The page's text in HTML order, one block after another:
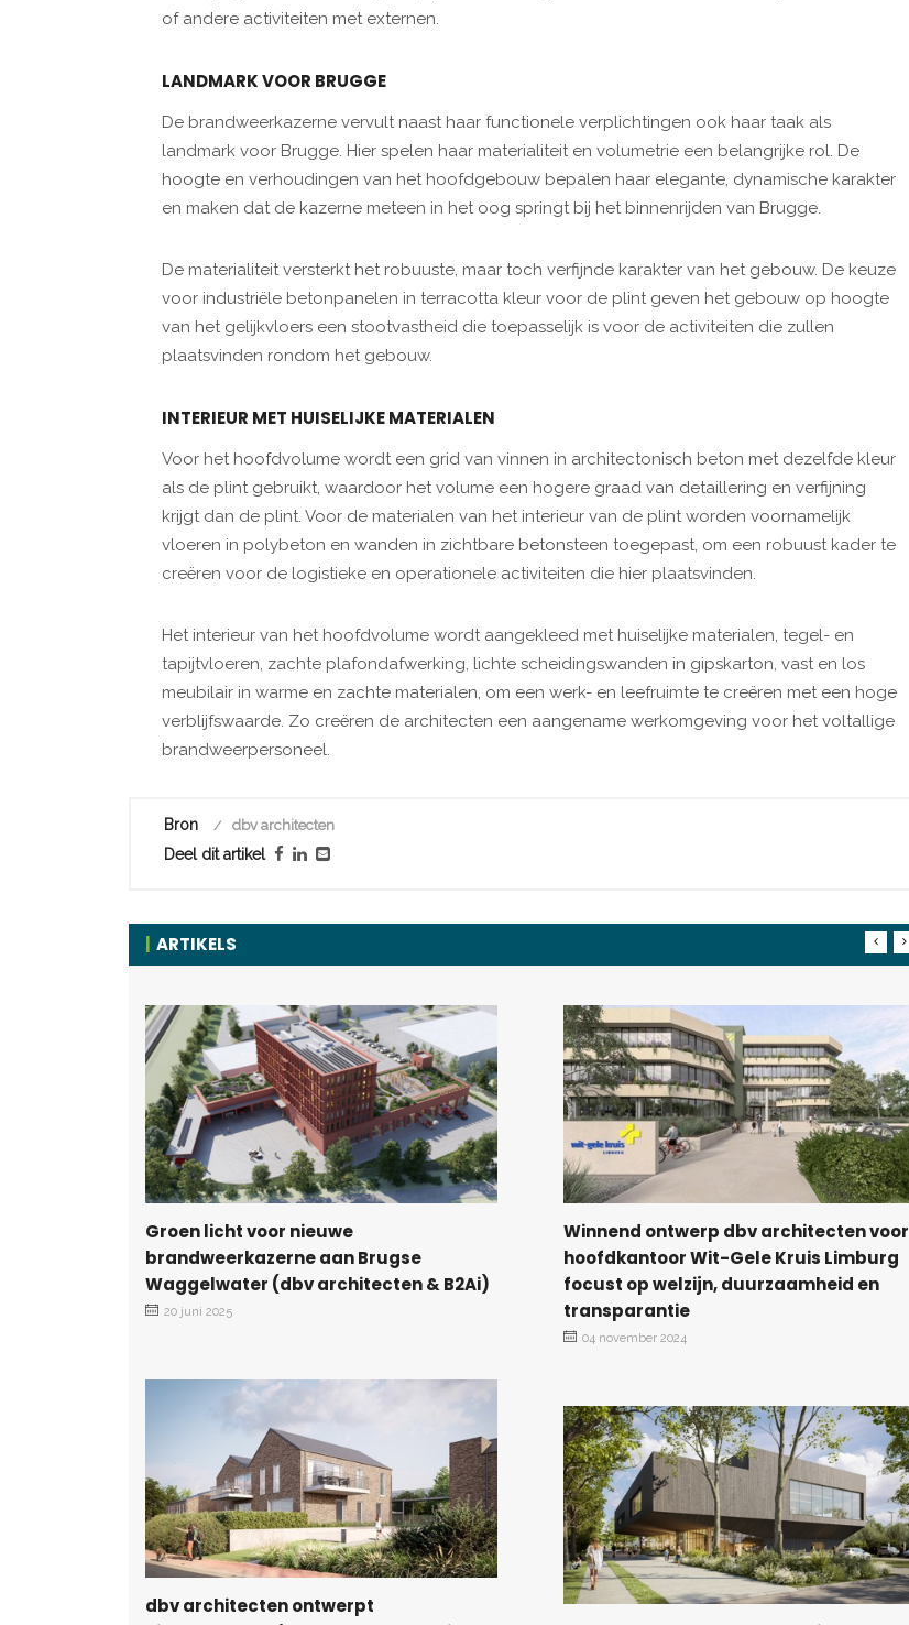
of andere activiteiten met externen.
LANDMARK VOOR BRUGGE
De brandweerkazerne vervult naast haar functionele verplichtingen ook haar taak als
landmark voor Brugge. Hier spelen haar materialiteit en volumetrie een belangrijke rol. De
hoogte en verhoudingen van het hoofdgebouw bepalen haar elegante, dynamische karakter
en maken dat de kazerne meteen in het oog springt bij het binnenrijden van Brugge.
De materialiteit versterkt het robuuste, maar toch verfijnde karakter van het gebouw. De keuze
voor industriële betonpanelen in terracotta kleur voor de plint geven het gebouw op hoogte
van het gelijkvloers een stootvastheid die toepasselijk is voor de activiteiten die zullen
plaatsvinden rondom het gebouw.
INTERIEUR MET HUISELIJKE MATERIALEN
Voor het hoofdvolume wordt een grid van vinnen in architectonisch beton met dezelfde kleur
als de plint gebruikt, waardoor het volume een hogere graad van detaillering en verfijning
krijgt dan de plint. Voor de materialen van het interieur van de plint worden voornamelijk
vloeren in polybeton en wanden in zichtbare betonsteen toegepast, om een robuust kader te
creëren voor de logistieke en operationele activiteiten die hier plaatsvinden.
Het interieur van het hoofdvolume wordt aangekleed met huiselijke materialen, tegel- en
tapijtvloeren, zachte plafondafwerking, lichte scheidingswanden in gipskarton, vast en los
meubilair in warme en zachte materialen, om een werk- en leefruimte te creëren met een hoge
verblijfswaarde. Zo creëren de architecten een aangename werkomgeving voor het voltallige
brandweerpersoneel.
Bron dbv architecten
Deel dit artikel
ARTIKELS
Groen licht voor nieuwe
brandweerkazerne aan Brugse
Waggelwater (dbv architecten & B2Ai)
20 juni 2025
dbv architecten ontwerpt
Winnend ontwerp dbv architecten voor
hoofdkantoor Wit-Gele Kruis Limburg
focust op welzijn, duurzaamheid en
transparantie
04 november 2024